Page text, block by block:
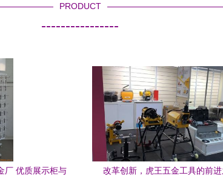
PRODUCT
----------------
厂 优质展示柜与
改革创新，虎王五金工具的前